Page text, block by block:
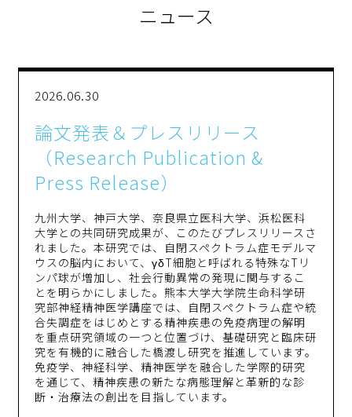
ニュース
2026.06.30
論文発表＆プレスリリース
（Research Publication &
Press Release）
九州大学、神戸大学、奈良県立医科大学、浜松医科
大学との共同研究成果が、このたびプレスリリースさ
れました。本研究では、自閉スペクトラム症モデルマ
ウスの脳内において、γδT細胞と呼ばれる特殊なTリ
ンパ球が増加し、社会行動異常の発現に関与するこ
とを明らかにしました。熊本大学大学院生命科学研
究部神経精神医学講座では、自閉スペクトラム症や統
合失調症をはじめとする精神疾患の免疫病理の解明
を重点研究領域の一つと位置づけ、基礎研究と臨床研
究を有機的に融合した橋渡し研究を推進しています。
免疫学、神経科学、精神医学を融合した学際的研究
を通じて、精神疾患の新たな病態理解と革新的な診
断・治療法の創出を目指しています。